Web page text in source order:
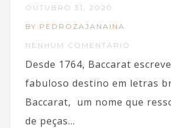
OUTUBRO 31, 2020
BY PEDROZAJANAINA
NENHUM COMENTÁRIO
Desde 1764, Baccarat
fabuloso destino em letras
Baccarat, um nome que
de peças...